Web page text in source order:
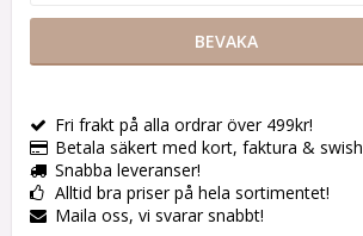
BEVAKA
Fri frakt på alla ordrar över 499kr!
Betala säkert med kort, faktura & swish
Snabba leveranser!
Alltid bra priser på hela sortimentet!
Maila oss, vi svarar snabbt!